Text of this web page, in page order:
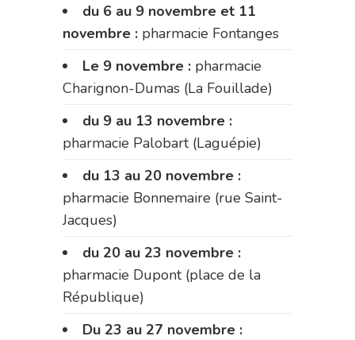
du 6 au 9 novembre et 11
novembre : pharmacie Fontanges
Le 9 novembre : pharmacie
Charignon-Dumas (La Fouillade)
du 9 au 13 novembre :
pharmacie Palobart (Laguépie)
du 13 au 20 novembre :
pharmacie Bonnemaire (rue Saint-
Jacques)
du 20 au 23 novembre :
pharmacie Dupont (place de la
République)
Du 23 au 27 novembre :